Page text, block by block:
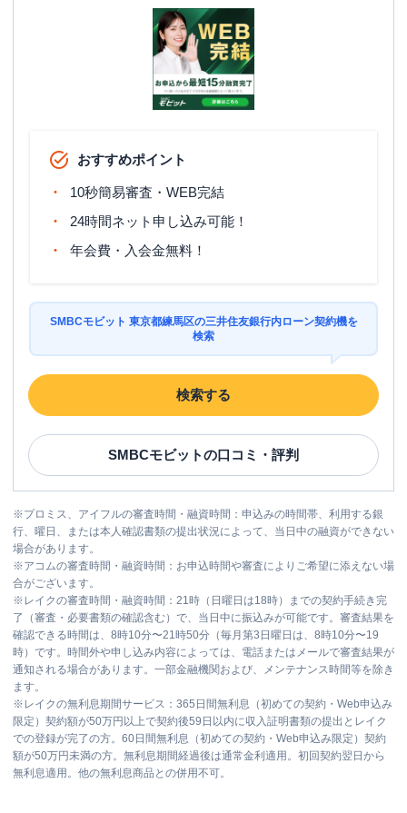
おすすめポイント
10秒簡易審査・WEB完結
24時間ネット申し込み可能！
年会費・入会金無料！
SMBCモビット 東京都練馬区の三井住友銀行内ローン契約機を
検索
検索する
SMBCモビットの口コミ・評判
※プロミス、アイフルの審査時間・融資時間：申込みの時間帯、利用する銀
行、曜日、または本人確認書類の提出状況によって、当日中の融資ができない
場合があります。
※アコムの審査時間・融資時間：お申込時間や審査によりご希望に添えない場
合がございます。
※ レイクの審査時間・融資時間：21時（日曜日は18時）までの契約手続き完
了（審査・必要書類の確認含む）で、当日中に振込みが可能です。審査結果を
確認できる時間は、8時10分〜21時50分（毎月第3日曜日は、8時10分〜19
時）です。時間外や申し込み内容によっては、電話またはメールで審査結果が
通知される場合があります。一部金融機関および、メンテナンス時間等を除き
ます。
※ レイクの無利息期間サービス：365日間無利息（初めての契約・Web申込み
限定）契約額が50万円以上で契約後59日以内に収入証明書類の提出とレイク
での登録が完了の方。60日間無利息（初めての契約・Web申込み限定）契約
額が50万円未満の方。無利息期間経過後は通常金利適用。初回契約翌日から
無利息適用。他の無利息商品との併用不可。